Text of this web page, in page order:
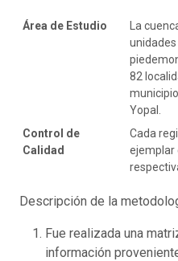
Área de Estudio
La
82
Yopal.
Control de
Calidad
Cada
ejemplar
Descripción de la
Fue realizada una
información